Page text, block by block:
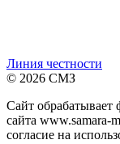
Линия честности
© 2026 СМЗ
Сайт
сайта www.samara-
согласие на